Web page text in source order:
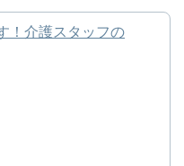
！介護スタッフの